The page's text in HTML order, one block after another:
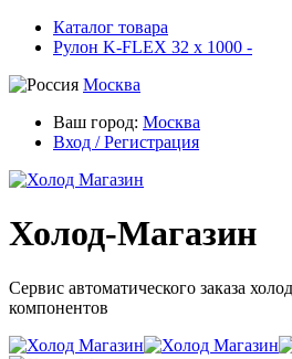
Каталог товара
Рулон K-FLEX 32 x 1000 -
Москва
Ваш город: Москва
Вход / Регистрация
Холод-Магазин
Сервис автоматического заказа
компонентов